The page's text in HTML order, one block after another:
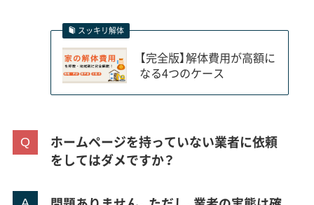
スッキリ解体
【完全版】解体費用が高額に
なる4つのケース
ホームページを持っていない業者に依頼
をしてはダメですか？